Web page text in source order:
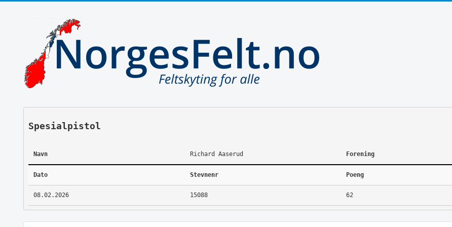
Spesialpistol
Navn Richard Aaserud Forening
Dato Stevnenr Poeng
08.02.2026 15088 62